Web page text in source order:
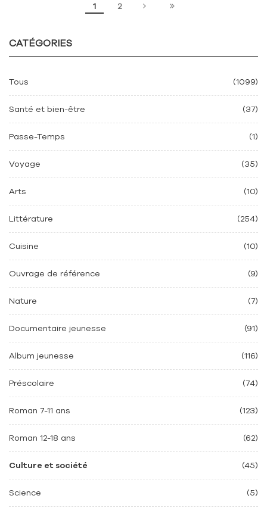
CATÉGORIES
Tous (1099)
Santé et bien-être (37)
Passe-Temps (1)
Voyage (35)
Arts (10)
Littérature (254)
Cuisine (10)
Ouvrage de référence (9)
Nature (7)
Documentaire jeunesse (91)
Album jeunesse (116)
Préscolaire (74)
Roman 7-11 ans (123)
Roman 12-18 ans (62)
Culture et société (45)
Science (5)
1 2